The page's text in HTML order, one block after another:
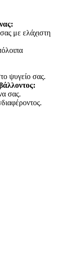
με ελάχιστη
ψυγείο σας.
σας.